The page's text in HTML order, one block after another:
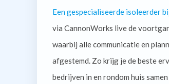
Een gespecialiseerde isoleerder
via CannonWorks live de
waarbij alle communicatie en
afgestemd. Zo krijg je de beste
bedrijven in en rondom huis